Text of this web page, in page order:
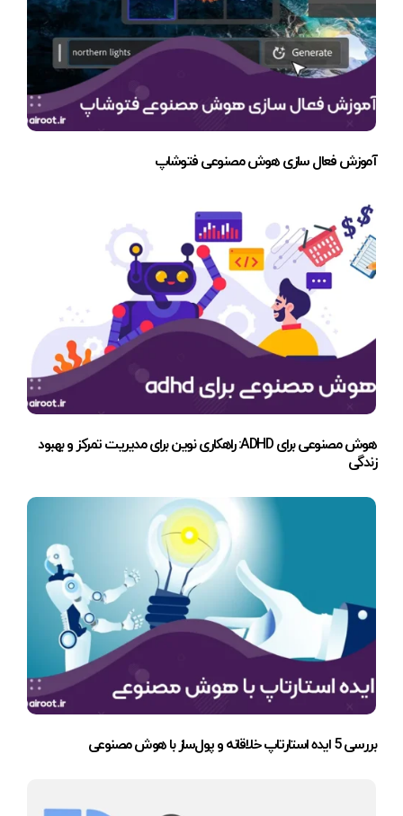
آموزش فعال سازی هوش مصنوعی فتوشاپ
هوش مصنوعی برای ADHD: راهکاری نوین برای مدیریت تمرکز و بهبود
زندگی
بررسی 5 ایده استارتاپ خلاقانه و پول‌ساز با هوش مصنوعی